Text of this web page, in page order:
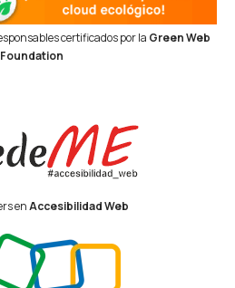
certificados por la Green Web
Foundation
enAccesibilidad Web